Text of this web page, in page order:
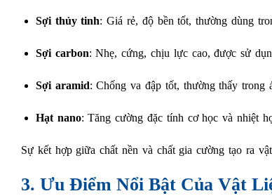
Sợi thủy tinh: Giá rẻ, độ bền tốt, thường dùng
Sợi carbon: Nhẹ, cứng, chịu lực cao, được sử
Sợi aramid: Chống va đập tốt, thường thấy trong
Hạt nano: Tăng cường đặc tính cơ học và nhiệt
Sự kết hợp giữa chất nền và chất gia cường tạo ra
3. Ưu Điểm Nổi Bật Của Vật